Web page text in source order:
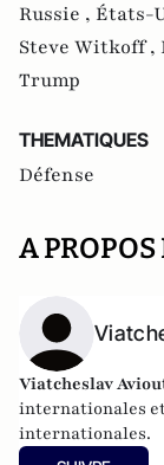
Russie , États-
Steve Witkoff ,
Trump
THEMATIQUES
Défense
A
Viatcheslav
internationales
internationales.